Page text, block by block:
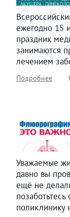
ежегодно 15
праздник
занимаются
лечением
Подробнее
Уважаемые
давно вы
ещё не
поликлинику